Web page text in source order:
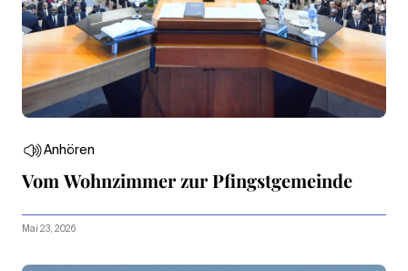
Anhören
Vom Wohnzimmer zur Pfingstgemeinde
Mai 23, 2026